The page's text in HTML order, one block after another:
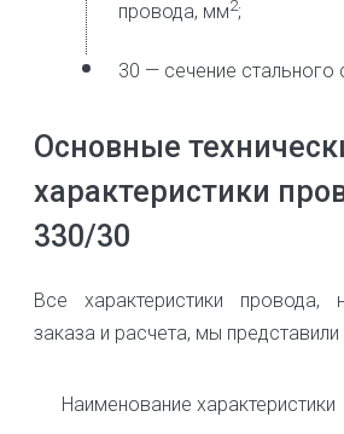
провода, мм2;
30 — сечение стального
Основные
характеристики
330/30
Все характеристики провода,
заказа и расчета, мы представили
Наименование характеристики